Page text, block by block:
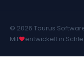
© 2026 Taurus
Mit
entwickelt in